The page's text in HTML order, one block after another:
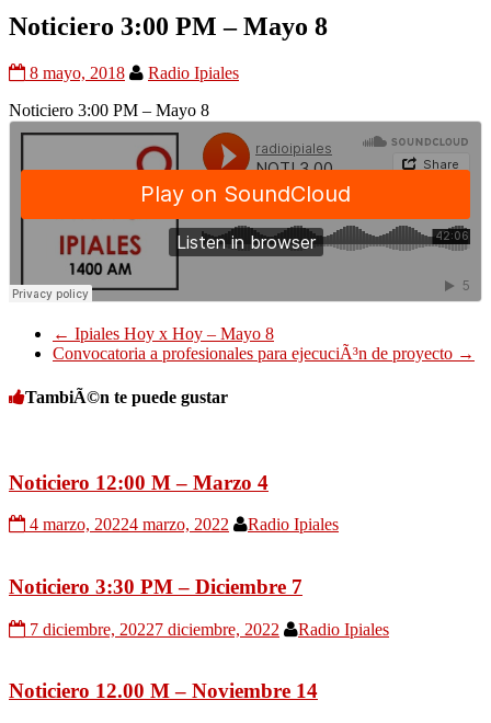
Noticiero 3:00 PM – Mayo 8
8 mayo, 2018
Radio Ipiales
Noticiero 3:00 PM – Mayo 8
← Ipiales Hoy x Hoy – Mayo 8
Convocatoria a profesionales para ejecuciÃ³n de proyecto →
TambiÃ©n te puede gustar
Noticiero 12:00 M – Marzo 4
4 marzo, 20224 marzo, 2022 Radio Ipiales
Noticiero 3:30 PM – Diciembre 7
7 diciembre, 20227 diciembre, 2022 Radio Ipiales
Noticiero 12.00 M – Noviembre 14